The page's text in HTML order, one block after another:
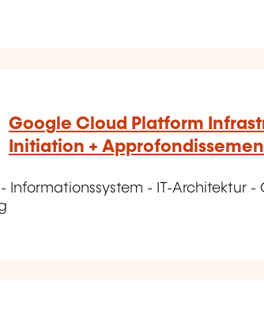
Google Cloud Platform
Initiation +
Informationssystem - IT-Architektur -